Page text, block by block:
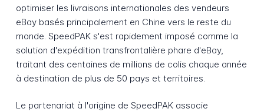
optimiser les livraisons internationales des vendeurs
eBay basés principalement en Chine vers le reste du
monde. SpeedPAK s'est rapidement imposé comme la
solution d'expédition transfrontalière phare d'eBay,
traitant des centaines de millions de colis chaque année
à destination de plus de 50 pays et territoires.
Le partenariat à l'origine de SpeedPAK associe